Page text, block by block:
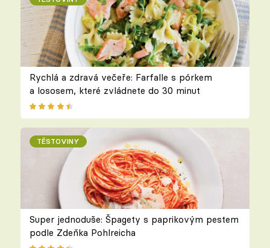
Rychlá a zdravá večeře: Farfalle s pórkem
a lososem, které zvládnete do 30 minut
TĚSTOVINY
Super jednoduše: Špagety s paprikovým pestem
podle Zdeňka Pohlreicha